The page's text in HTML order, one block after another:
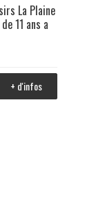
La Plaine
11 ans a
+ d'infos